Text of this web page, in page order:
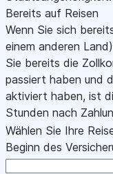
Bereits auf Reisen
Wenn Sie sich
einem anderen
Sie bereits die
passiert haben und
aktiviert haben, ist
Stunden nach
Wählen Sie Ihre
Beginn des